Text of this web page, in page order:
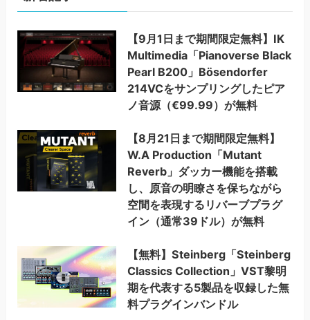
【9月1日まで期間限定無料】IK
Multimedia「Pianoverse Black
Pearl B200」Bösendorfer
214VCをサンプリングしたピア
ノ音源（€99.99）が無料
【8月21日まで期間限定無料】
W.A Production「Mutant
Reverb」ダッカー機能を搭載
し、原音の明瞭さを保ちながら
空間を表現するリバーブプラグ
イン（通常39ドル）が無料
【無料】Steinberg「Steinberg
Classics Collection」VST黎明
期を代表する5製品を収録した無
料プラグインバンドル